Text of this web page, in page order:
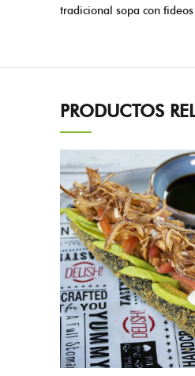
tradicional sopa con
PRODUCTOS